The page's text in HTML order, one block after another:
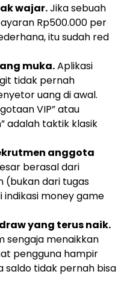
wajar.Jika sebuah
Rp500.000 per
itu sudah red
muka.Aplikasi
tidak pernah
uang di awal.
VIP” atau
adalah taktik klasik
anggota
berasal dari
(bukan dari tugas
indikasi money game
yang terus naik.
sengaja menaikkan
pengguna hampir
saldo tidak pernah bisa